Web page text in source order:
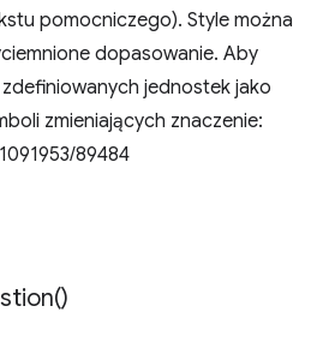
pomocniczego). Style można
dopasowanie. Aby
jednostek jako
zmieniających znaczenie:
89484
)